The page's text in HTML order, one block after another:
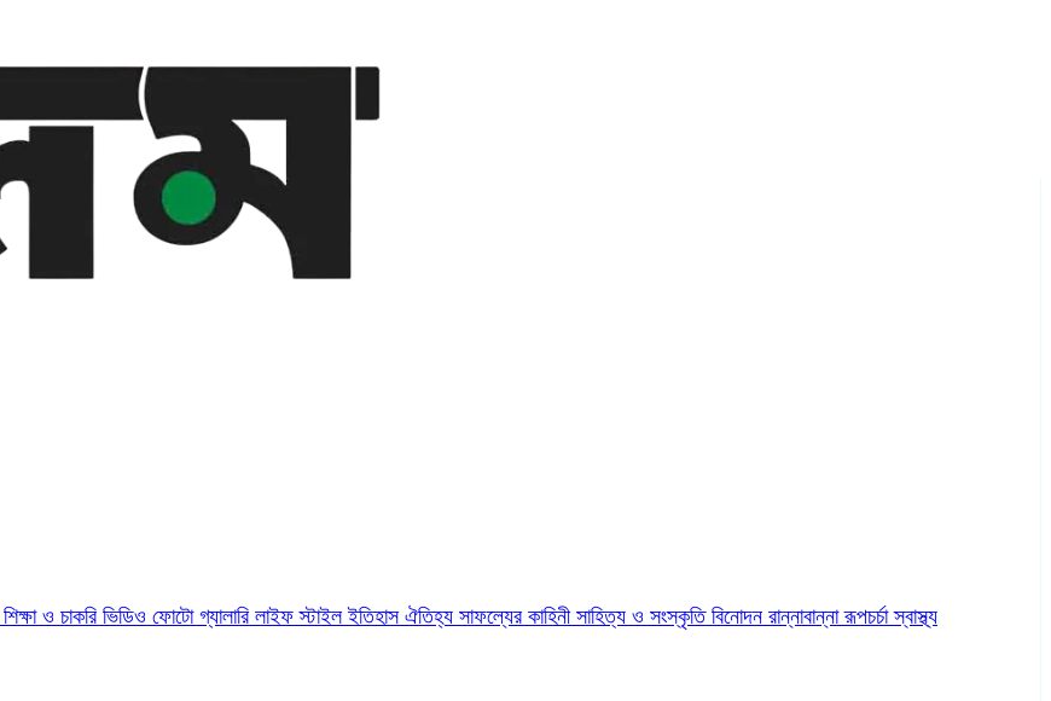
শিক্ষা ও চাকরি ভিডিও ফোটো গ্যালারি লাইফ স্টাইলইতিহাস ঐতিহ্য সাফল্যের কাহিনী সাহিত্য ও সংস্কৃতি বিনোদন রান্নাবান্নারূপচর্চাস্বাস্থ্য